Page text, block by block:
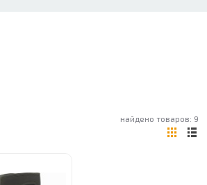
найдено товаров: 9